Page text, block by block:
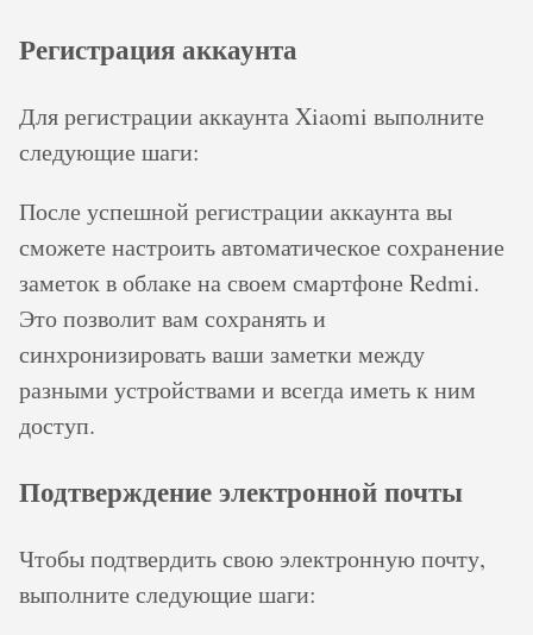
Регистрация аккаунта
Для регистрации аккаунта Xiaomi выполните
следующие шаги:
После успешной регистрации аккаунта вы
сможете настроить автоматическое сохранение
заметок в облаке на своем смартфоне Redmi.
Это позволит вам сохранять и
синхронизировать ваши заметки между
разными устройствами и всегда иметь к ним
доступ.
Подтверждение электронной почты
Чтобы подтвердить свою электронную почту,
выполните следующие шаги: